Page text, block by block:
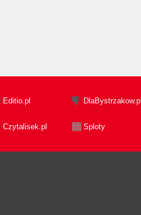
Editio.pl DlaBystrzakow.pl
Czytalisek.pl Sploty